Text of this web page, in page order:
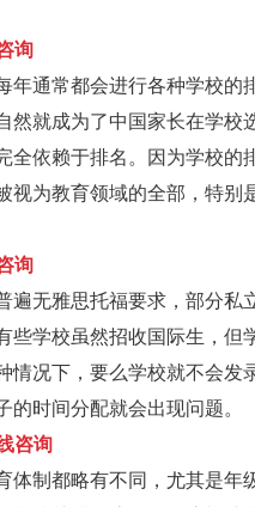
询
年通常都会进行各种学校
然就成为了中国家长在学
全依赖于排名。因为学校
视为教育领域的全部，特
询
遍无雅思托福要求，部分
些学校虽然招收国际生，
情况下，要么学校就不会
时间分配就会出现问题。
咨询
体制都略有不同，尤其是